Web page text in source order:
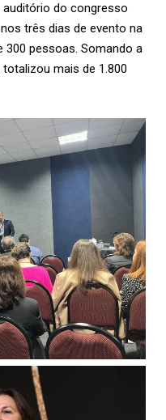
do congresso
três dias de evento na
300 pessoas. Somando a
mais de 1.800